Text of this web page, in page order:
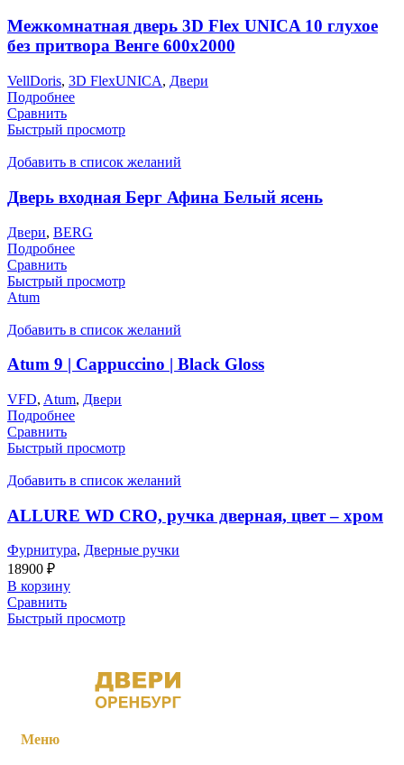
Межкомнатная дверь 3D Flex UNICA 10 глухое
без притвора Венге 600х2000
VellDoris, 3D FlexUNICA, Двери
Подробнее
Сравнить
Быстрый просмотр
Добавить в список желаний
Дверь входная Берг Афина Белый ясень
Двери, BERG
Подробнее
Сравнить
Быстрый просмотр
Atum
Добавить в список желаний
Atum 9 | Cappuccino | Black Gloss
VFD, Atum, Двери
Подробнее
Сравнить
Быстрый просмотр
Добавить в список желаний
ALLURE WD CRO, ручка дверная, цвет – хром
Фурнитура, Дверные ручки
18900 ₽
В корзину
Сравнить
Быстрый просмотр
Меню